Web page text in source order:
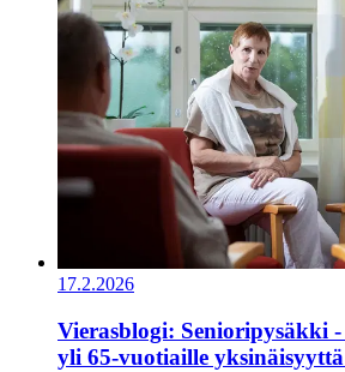
17.2.2026
Vierasblogi: Senioripysäkki
yli 65-vuotiaille